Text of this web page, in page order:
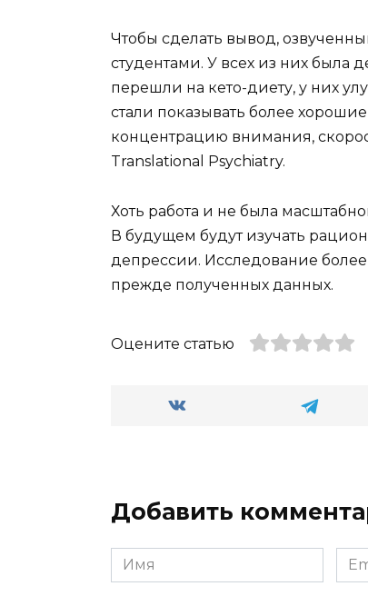
Чтобы сделать вывод,
студентами. У всех из них
перешли на кето-диету, у них
стали показывать более
концентрацию внимания,
Translational Psychiatry.
Хоть работа и не была
В будущем будут изучать
депрессии. Исследование
прежде полученных данных.
Оцените статью
Добавить
Имя
*
Email
*